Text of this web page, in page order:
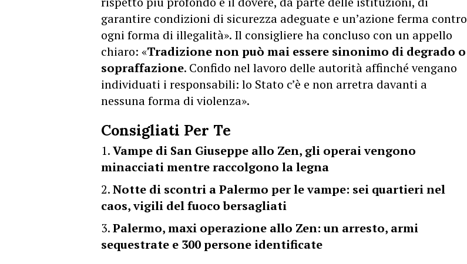
garantire condizioni di sicurezza adeguate e un’azione ferma contro
ogni forma di illegalità». Il consigliere ha concluso con un appello
chiaro: «Tradizione non può mai essere sinonimo di degrado o
sopraffazione. Confido nel lavoro delle autorità affinché vengano
individuati i responsabili: lo Stato c’è e non arretra davanti a
nessuna forma di violenza».
Consigliati Per Te
Vampe di San Giuseppe allo Zen, gli operai vengono
minacciati mentre raccolgono la legna
Notte di scontri a Palermo per le vampe: sei quartieri nel
caos, vigili del fuoco bersagliati
Palermo, maxi operazione allo Zen: un arresto, armi
sequestrate e 300 persone identificate